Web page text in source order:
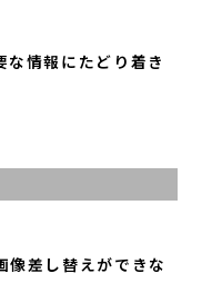
情報にたどり着き
差し替えができな